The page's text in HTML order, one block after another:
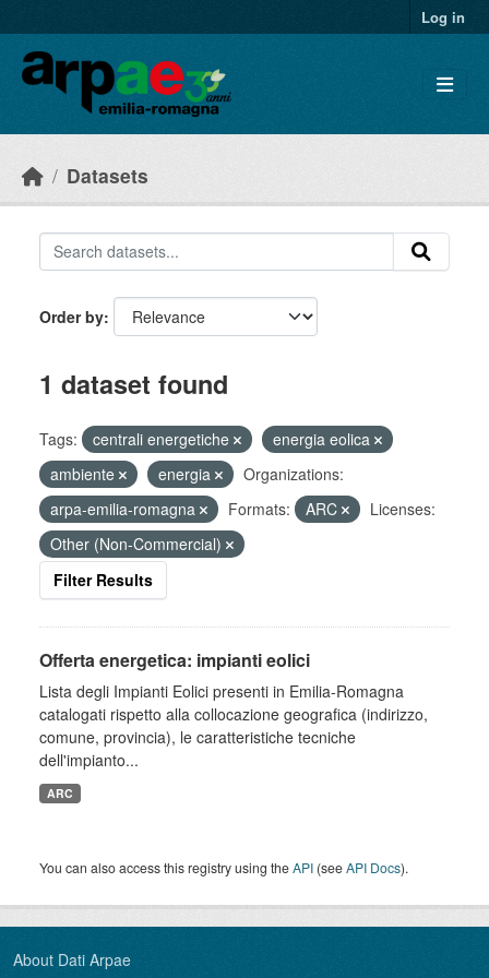
Log in
Datasets
Order by
1 dataset found
Tags: centrali energetiche
energia eolica
ambiente
energia
Organizations:
arpa-emilia-romagna
Formats: ARC
Licenses:
Other (Non-Commercial)
Filter Results
Offerta energetica: impianti eolici
Lista degli Impianti Eolici presenti in Emilia-Romagna
catalogati rispetto alla collocazione geografica (indirizzo,
comune, provincia), le caratteristiche tecniche
dell'impianto...
ARC
You can also access this registry using theAPI (seeAPI Docs).
About Dati Arpae